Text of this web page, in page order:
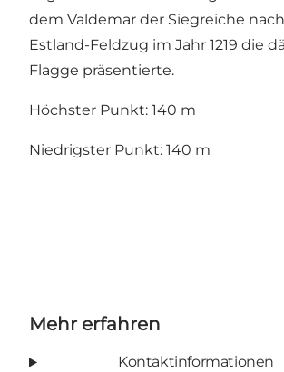
dem Valdemar der Siegreiche
Estland-Feldzug im Jahr 1219 die
Flagge präsentierte.
Höchster Punkt: 140 m
Niedrigster Punkt: 140 m
Mehr erfahren
Kontaktinformationen